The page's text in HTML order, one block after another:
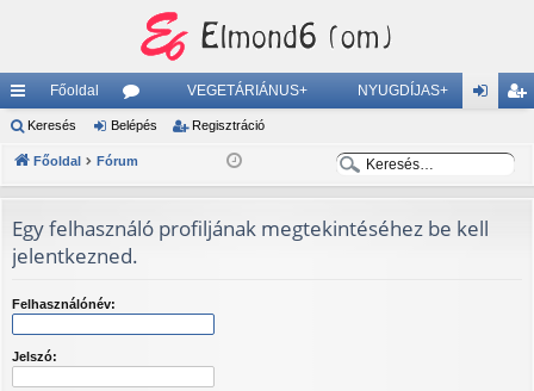
yo
rs
lin
ke
k
Főoldal
ór
u
m
ok
VEGETÁRIÁNUS+ NYUGDÍJAS+
és
is
ztr
Keresés Belépés Regisztráció
Főoldal Fórum
e
e
e
e
Egy felhasználó profiljának megtekintéséhez be kell
jelentkezned.
Felhasználónév:
Jelszó: